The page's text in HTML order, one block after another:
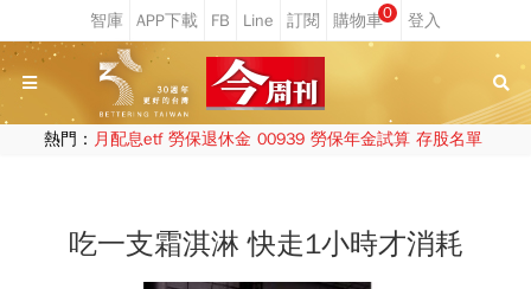
0
熱門： 月配息etf 勞保退休金 00939 勞保年金試算 存股名單
吃一支霜淇淋 快走1小時才消耗